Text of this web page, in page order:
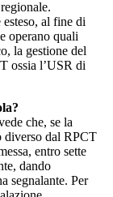
al fine di
operano quali
la gestione del
ossia l’USR di
che, se la
diverso dal RPCT
entro sette
dando
segnalante. Per